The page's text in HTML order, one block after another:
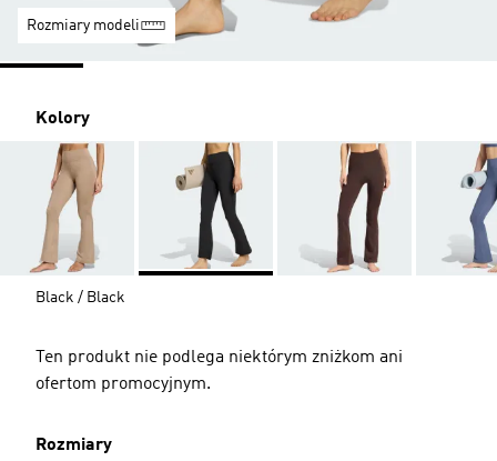
Rozmiary modeli
Kolory
Black / Black
Ten produkt nie podlega niektórym zniżkom ani
ofertom promocyjnym.
Rozmiary